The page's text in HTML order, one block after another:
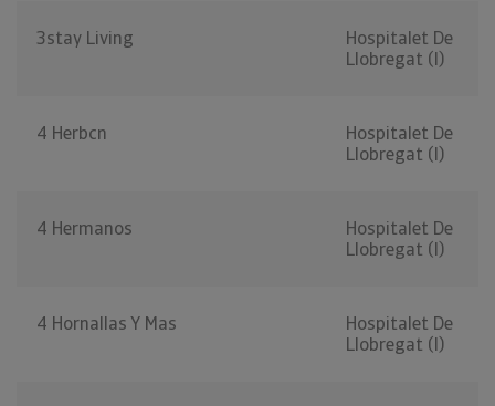
3stay Living
Hospitalet De
Llobregat (l)
4 Herbcn
Hospitalet De
Llobregat (l)
4 Hermanos
Hospitalet De
Llobregat (l)
4 Hornallas Y Mas
Hospitalet De
Llobregat (l)